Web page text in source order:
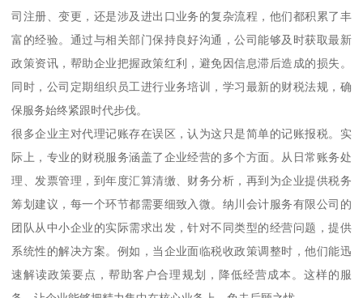
司注册、变更，还是涉及进出口业务的复杂流程，他们都积累了丰
富的经验。通过与相关部门保持良好沟通，公司能够及时获取最新
政策资讯，帮助企业把握政策红利，避免因信息滞后造成的损失。
同时，公司定期组织员工进行业务培训，学习最新的财税法规，确
保服务始终紧跟时代步伐。
很多企业主对代理记账存在误区，认为这只是简单的记账报税。实
际上，专业的财税服务涵盖了企业经营的多个方面。从日常账务处
理、发票管理，到年度汇算清缴、财务分析，再到为企业提供税务
筹划建议，每一个环节都需要细致入微。纳川会计服务有限公司的
团队从中小企业的实际需求出发，针对不同类型的经营问题，提供
系统性的解决方案。例如，当企业面临税收政策调整时，他们能迅
速解读政策要点，帮助客户合理规划，降低经营成本。这样的服